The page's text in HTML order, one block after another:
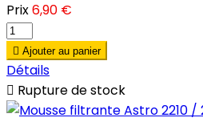
Prix6,90 €
 Ajouter au panier
Détails
 Rupture de stock